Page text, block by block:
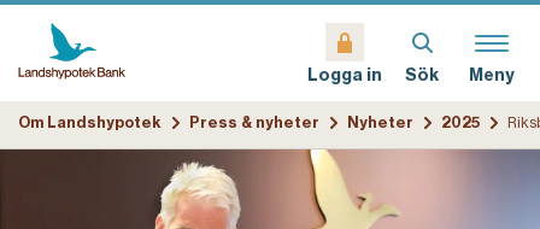
Logga in Sök Meny
Om Landshypotek Press & nyheter Nyheter 2025